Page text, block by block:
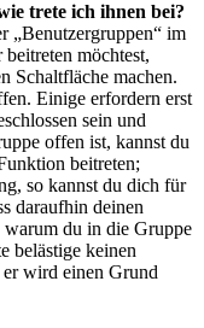
trete ich ihnen bei?
„Benutzergruppen“ im
möchtest,
Schaltfläche machen.
Einige erfordern erst
sein und
offen ist, kannst du
beitreten;
so kannst du dich für
daraufhin deinen
du in die Gruppe
belästige keinen
wird einen Grund